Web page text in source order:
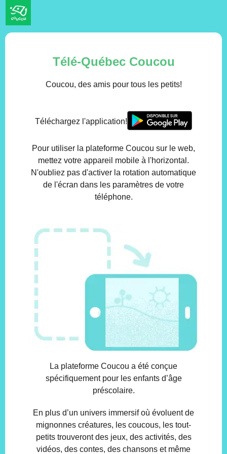
Télé-Québec Coucou
Coucou, des amis pour tous les petits!
Téléchargez l'application!
Pour utiliser la plateforme Coucou sur le web,
mettez votre appareil mobile à l'horizontal.
N'oubliez pas d'activer la rotation automatique
de l'écran dans les paramètres de votre
téléphone.
La plateforme Coucou a été conçue
spécifiquement pour les enfants d’âge
préscolaire.
En plus d’un univers immersif où évoluent de
mignonnes créatures, les coucous, les tout-
petits trouveront des jeux, des activités, des
vidéos, des contes, des chansons et même
Coucou, des amis pour les tout-petits